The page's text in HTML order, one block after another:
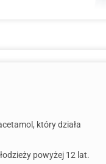
który działa
powyżej 12 lat.